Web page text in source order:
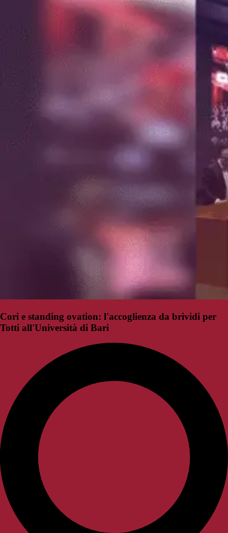
Cori e standing ovation: l'accoglienza da brividi per
Totti all'Università di Bari